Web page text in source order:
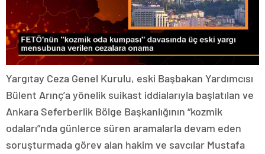
Yargıtay Ceza Genel Kurulu, eski Başbakan Yardımcısı
Bülent Arınç’a yönelik suikast iddialarıyla başlatılan ve
Ankara Seferberlik Bölge Başkanlığının “kozmik
odaları”nda günlerce süren aramalarla devam eden
soruşturmada görev alan hakim ve savcılar Mustafa